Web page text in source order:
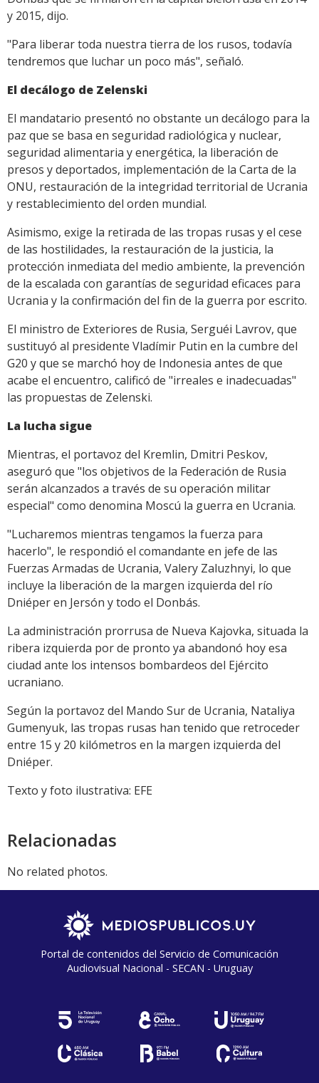
y 2015, dijo.
"Para liberar toda nuestra tierra de los rusos, todavía
tendremos que luchar un poco más", señaló.
El decálogo de Zelenski
El mandatario presentó no obstante un decálogo para la
paz que se basa en seguridad radiológica y nuclear,
seguridad alimentaria y energética, la liberación de
presos y deportados, implementación de la Carta de la
ONU, restauración de la integridad territorial de Ucrania
y restablecimiento del orden mundial.
Asimismo, exige la retirada de las tropas rusas y el cese
de las hostilidades, la restauración de la justicia, la
protección inmediata del medio ambiente, la prevención
de la escalada con garantías de seguridad eficaces para
Ucrania y la confirmación del fin de la guerra por escrito.
El ministro de Exteriores de Rusia, Serguéi Lavrov, que
sustituyó al presidente Vladímir Putin en la cumbre del
G20 y que se marchó hoy de Indonesia antes de que
acabe el encuentro, calificó de "irreales e inadecuadas"
las propuestas de Zelenski.
La lucha sigue
Mientras, el portavoz del Kremlin, Dmitri Peskov,
aseguró que "los objetivos de la Federación de Rusia
serán alcanzados a través de su operación militar
especial" como denomina Moscú la guerra en Ucrania.
"Lucharemos mientras tengamos la fuerza para
hacerlo", le respondió el comandante en jefe de las
Fuerzas Armadas de Ucrania, Valery Zaluzhnyi, lo que
incluye la liberación de la margen izquierda del río
Dniéper en Jersón y todo el Donbás.
La administración prorrusa de Nueva Kajovka, situada la
ribera izquierda por de pronto ya abandonó hoy esa
ciudad ante los intensos bombardeos del Ejército
ucraniano.
Según la portavoz del Mando Sur de Ucrania, Nataliya
Gumenyuk, las tropas rusas han tenido que retroceder
entre 15 y 20 kilómetros en la margen izquierda del
Dniéper.
Texto y foto ilustrativa: EFE
Relacionadas
No related photos.
Portal de contenidos del Servicio de Comunicación
Audiovisual Nacional - SECAN - Uruguay